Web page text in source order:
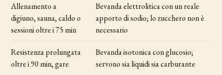
Allenamento a
digiuno, sauna, caldo o
sessioni oltre i 75 min
Bevanda elettrolitica con un reale
apporto di sodio; lo zucchero non è
necessario
Resistenza prolungata
oltre i 90 min, gare
Bevanda isotonica con glucosio;
servono sia liquidi sia carburante